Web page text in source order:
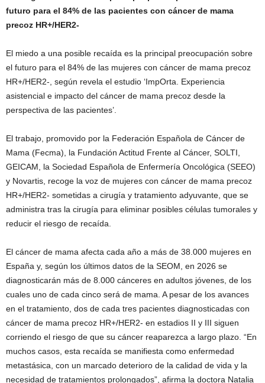
futuro para el 84% de las pacientes con cáncer de mama
precoz HR+/HER2-
El miedo a una posible recaída es la principal preocupación sobre
el futuro para el 84% de las mujeres con cáncer de mama precoz
HR+/HER2-, según revela el estudio ‘ImpOrta. Experiencia
asistencial e impacto del cáncer de mama precoz desde la
perspectiva de las pacientes’.
El trabajo, promovido por la Federación Española de Cáncer de
Mama (Fecma), la Fundación Actitud Frente al Cáncer, SOLTI,
GEICAM, la Sociedad Española de Enfermería Oncológica (SEEO)
y Novartis, recoge la voz de mujeres con cáncer de mama precoz
HR+/HER2- sometidas a cirugía y tratamiento adyuvante, que se
administra tras la cirugía para eliminar posibles células tumorales y
reducir el riesgo de recaída.
El cáncer de mama afecta cada año a más de 38.000 mujeres en
España y, según los últimos datos de la SEOM, en 2026 se
diagnosticarán más de 8.000 cánceres en adultos jóvenes, de los
cuales uno de cada cinco será de mama. A pesar de los avances
en el tratamiento, dos de cada tres pacientes diagnosticadas con
cáncer de mama precoz HR+/HER2- en estadios II y III siguen
corriendo el riesgo de que su cáncer reaparezca a largo plazo. “En
muchos casos, esta recaída se manifiesta como enfermedad
metastásica, con un marcado deterioro de la calidad de vida y la
necesidad de tratamientos prolongados”, afirma la doctora Natalia